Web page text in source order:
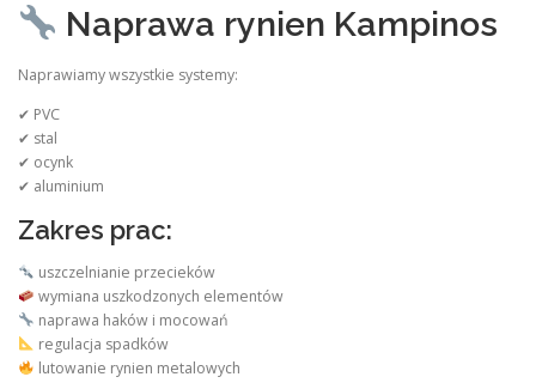
Naprawa rynien Kampinos
Naprawiamy wszystkie systemy:
✔ PVC
✔ stal
✔ ocynk
✔ aluminium
Zakres prac:
uszczelnianie przecieków
wymiana uszkodzonych elementów
naprawa haków i mocowań
regulacja spadków
lutowanie rynien metalowych